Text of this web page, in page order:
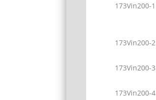
173Vin200-1
173Vin200-2
173Vin200-3
173Vin200-4